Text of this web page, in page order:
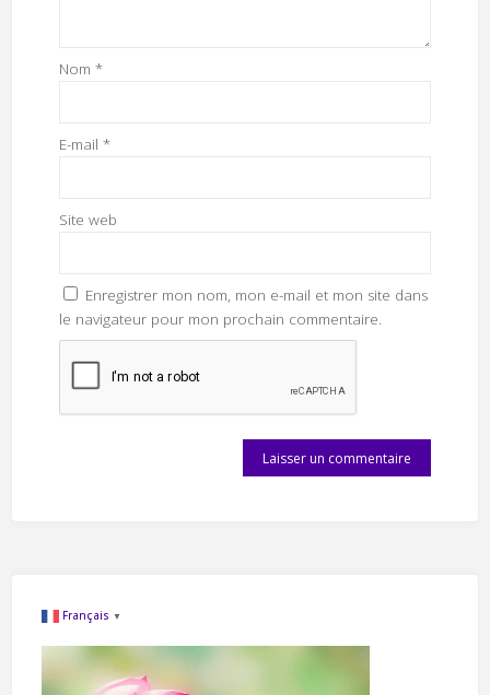
Nom *
E-mail *
Site web
Enregistrer mon nom, mon e-mail et mon site dans
le navigateur pour mon prochain commentaire.
Français ▼